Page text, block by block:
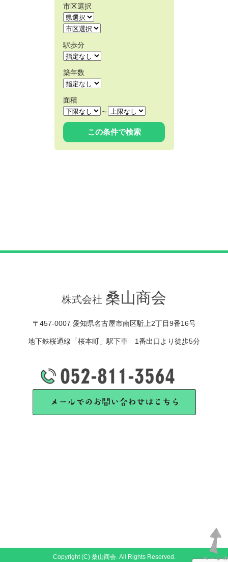
市区選択
駅歩分
築年数
面積
～
株式会社 桑山商会
〒457-0007 愛知県名古屋市南区駈上2丁目9番16号
地下鉄桜通線「桜本町」駅下車 1番出口より徒歩5分
Copyright (C) 桑山商会. All Rights Reserved.